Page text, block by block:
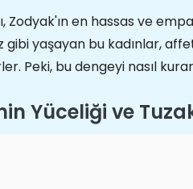
Zodyak'ın en hassas ve
gibi yaşayan bu kadınlar,
Peki, bu dengeyi nasıl
Yüceliği ve